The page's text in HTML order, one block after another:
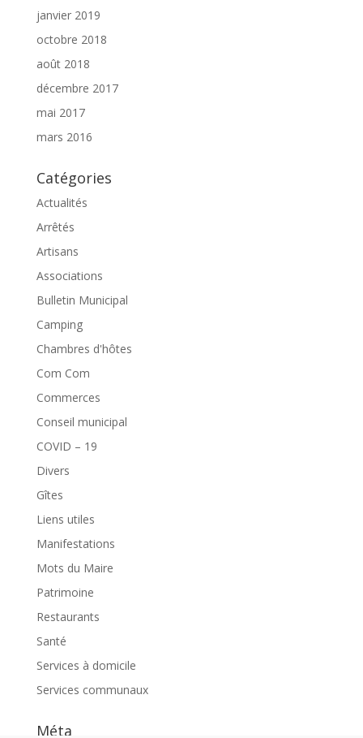
janvier 2019
octobre 2018
août 2018
décembre 2017
mai 2017
mars 2016
Catégories
Actualités
Arrêtés
Artisans
Associations
Bulletin Municipal
Camping
Chambres d'hôtes
Com Com
Commerces
Conseil municipal
COVID – 19
Divers
Gîtes
Liens utiles
Manifestations
Mots du Maire
Patrimoine
Restaurants
Santé
Services à domicile
Services communaux
Méta